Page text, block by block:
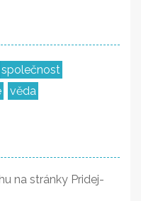
společnost
věda
na stránky Pridej-